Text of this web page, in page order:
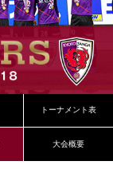
トーナメント表
大会概要